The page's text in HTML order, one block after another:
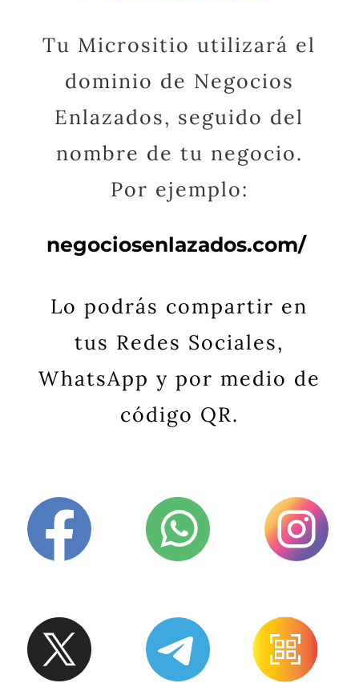
Tu Micrositio utilizará el
dominio de Negocios
Enlazados, seguido del
nombre de tu negocio.
Por ejemplo:
negociosenlazados.com/
Lo podrás compartir en
tus Redes Sociales,
WhatsApp y por medio de
código QR.